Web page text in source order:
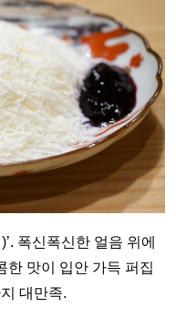
폭신폭신한 얼음 위에
한 맛이 입안 가득 퍼집
대만족.